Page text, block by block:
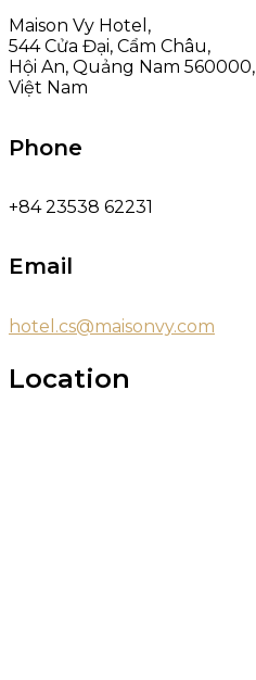
Maison Vy Hotel,
544 Cửa Đại, Cẩm Châu,
Hội An, Quảng Nam 560000,
Việt Nam
Phone
+84 23538 62231
Email
hotel.cs@maisonvy.com
Location